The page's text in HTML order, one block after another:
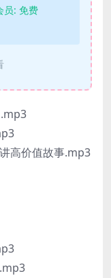
员: 免费
高价值故事.mp3